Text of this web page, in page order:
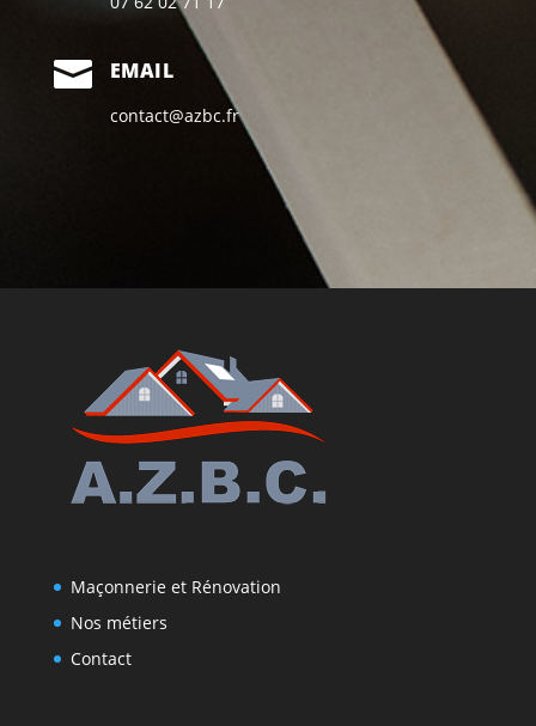
 EMAIL
contact@azbc.fr
Maçonnerie et Rénovation
Nos métiers
Contact